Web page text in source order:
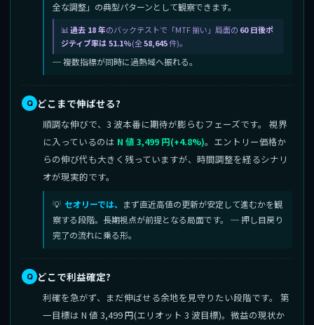
全な調整」の典型パターンとして観察できます。
過去 18 年のバックテストで「MTF 揃い」局面の 60 日後ポ
ジティブ率は 51.1%(全58,645件)。
─ 複数指標が同時に過熱域へ振れる。
どこまで伸ばせる?
順調な伸びで、3 波本番に期待が膨らむフェーズです。 視界
に入っているのは N 値 3,499 円(+4.8%)。エントリー価格か
らの伸び代も大きく残っていますが、時間調整を経るシナリ
オが現実的です。
セオリーでは、 まず直近高値の更新が安定して進むかを観
察する段階。長期視点が前提となる局面です。 ─ 押し目戻り
完了の流れに乗る形。
どこで利益確定?
利確を急がず、まだ伸ばせる余地を見守りたい段階です。 第
一目標は N 値 3,499 円(エリオット 3 波目標)。微益の現状か